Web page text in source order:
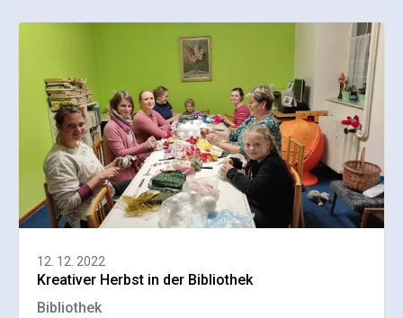
12. 12. 2022
Kreativer Herbst in der Bibliothek
Bibliothek